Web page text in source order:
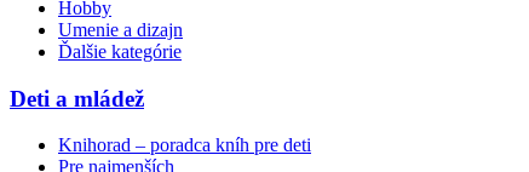
Hobby
Umenie a dizajn
Ďalšie kategórie
Deti a mládež
Knihorad – poradca kníh pre deti
Pre najmenších